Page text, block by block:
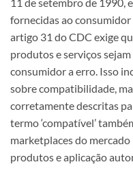
11 de setembro de 1990,
fornecidas ao consumidor
artigo 31 do CDC exige
produtos e serviços
consumidor a erro. Isso
sobre compatibilidade,
corretamente descritas
termo ‘compatível’
marketplaces do
produtos e aplicação